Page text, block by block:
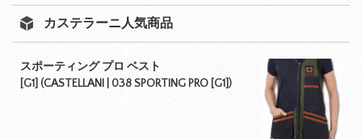
カステラーニ人気商品
スポーティング プロ ベスト
[G1] (CASTELLANI | 038 SPORTING PRO [G1])